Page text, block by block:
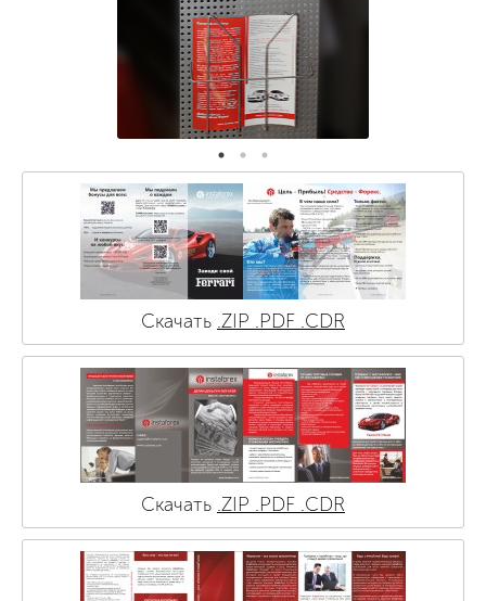
Скачать .ZIP .PDF .CDR
Скачать .ZIP .PDF .CDR